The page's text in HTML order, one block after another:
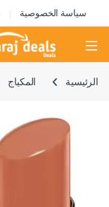
سياسة الخصوصية
Open
الرئيسية المكياج